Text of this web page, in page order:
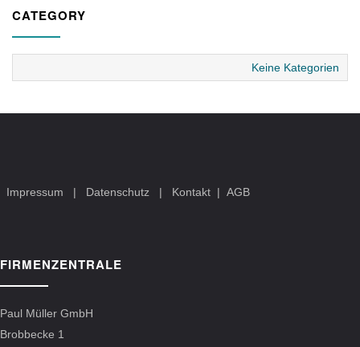
CATEGORY
Keine Kategorien
Impressum | Datenschutz | Kontakt| AGB
FIRMENZENTRALE
Paul Müller GmbH
Brobbecke 1